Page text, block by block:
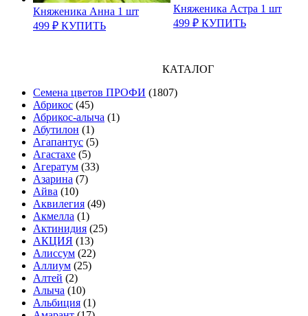
Княженика Анна 1 шт
499 ₽ КУПИТЬ
Княженика Астра 1 шт
499 ₽ КУПИТЬ
КАТАЛОГ
Cемена цветов ПРОФИ (1807)
Абрикос (45)
Абрикос-алыча (1)
Абутилон (1)
Агапантус (5)
Агастахе (5)
Агератум (33)
Азарина (7)
Айва (10)
Аквилегия (49)
Акмелла (1)
Актинидия (25)
АКЦИЯ (13)
Алиссум (22)
Аллиум (25)
Алтей (2)
Алыча (10)
Альбиция (1)